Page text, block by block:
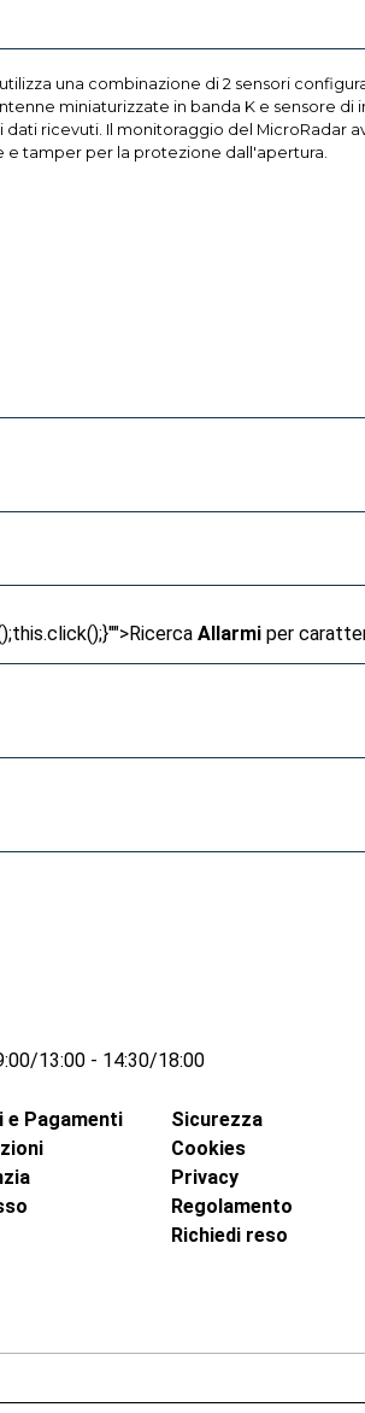
una combinazione di 2 sensori
miniaturizzate in banda K e sensore
ricevuti. Il monitoraggio del MicroRadar
e tamper per la protezione dall'apertura.
Ricerca Allarmi per
13:00 - 14:30/18:00
e Pagamenti
Sicurezza
Cookies
Privacy
Regolamento
Richiedi reso